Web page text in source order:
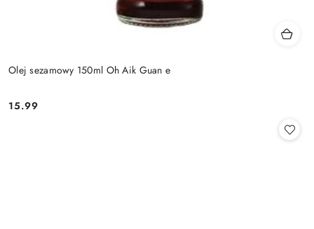
Olej sezamowy 150ml Oh Aik Guan e
Cena:
15.99